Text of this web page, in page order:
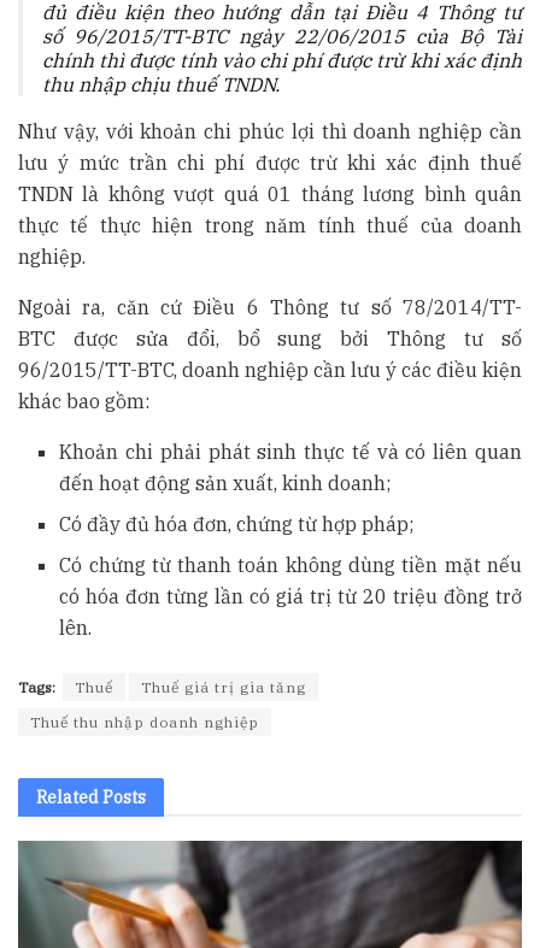
đủ điều kiện theo hướng dẫn tại Điều 4 Thông tư
số 96/2015/TT-BTC ngày 22/06/2015 của Bộ Tài
chính thì được tính vào chi phí được trừ khi xác định
thu nhập chịu thuế TNDN.
Như vậy, với khoản chi phúc lợi thì doanh nghiệp cần
lưu ý mức trần chi phí được trừ khi xác định thuế
TNDN là không vượt quá 01 tháng lương bình quân
thực tế thực hiện trong năm tính thuế của doanh
nghiệp.
Ngoài ra, căn cứ Điều 6 Thông tư số 78/2014/TT-
BTC được sửa đổi, bổ sung bởi Thông tư số
96/2015/TT-BTC, doanh nghiệp cần lưu ý các điều kiện
khác bao gồm:
Khoản chi phải phát sinh thực tế và có liên quan
đến hoạt động sản xuất, kinh doanh;
Có đầy đủ hóa đơn, chứng từ hợp pháp;
Có chứng từ thanh toán không dùng tiền mặt nếu
có hóa đơn từng lần có giá trị từ 20 triệu đồng trở
lên.
Tags: Thuế
Thuế giá trị gia tăng
Thuế thu nhập doanh nghiệp
RelatedPosts